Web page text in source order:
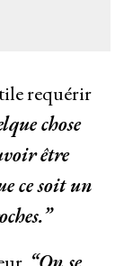
requérir
chose
être
ce soit un